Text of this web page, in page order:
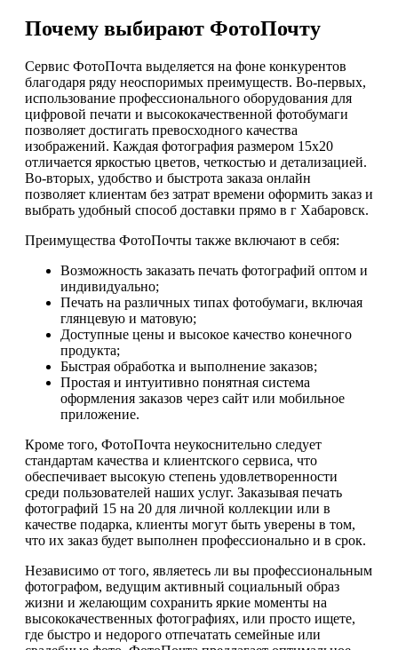
Почему выбирают ФотоПочту
Сервис ФотоПочта выделяется на фоне конкурентов
благодаря ряду неоспоримых преимуществ. Во-первых,
использование профессионального оборудования для
цифровой печати и высококачественной фотобумаги
позволяет достигать превосходного качества
изображений. Каждая фотография размером 15х20
отличается яркостью цветов, четкостью и детализацией.
Во-вторых, удобство и быстрота заказа онлайн
позволяет клиентам без затрат времени оформить заказ и
выбрать удобный способ доставки прямо в г Хабаровск.
Преимущества ФотоПочты также включают в себя:
Возможность заказать печать фотографий оптом и
индивидуально;
Печать на различных типах фотобумаги, включая
глянцевую и матовую;
Доступные цены и высокое качество конечного
продукта;
Быстрая обработка и выполнение заказов;
Простая и интуитивно понятная система
оформления заказов через сайт или мобильное
приложение.
Кроме того, ФотоПочта неукоснительно следует
стандартам качества и клиентского сервиса, что
обеспечивает высокую степень удовлетворенности
среди пользователей наших услуг. Заказывая печать
фотографий 15 на 20 для личной коллекции или в
качестве подарка, клиенты могут быть уверены в том,
что их заказ будет выполнен профессионально и в срок.
Независимо от того, являетесь ли вы профессиональным
фотографом, ведущим активный социальный образ
жизни и желающим сохранить яркие моменты на
высококачественных фотографиях, или просто ищете,
где быстро и недорого отпечатать семейные или